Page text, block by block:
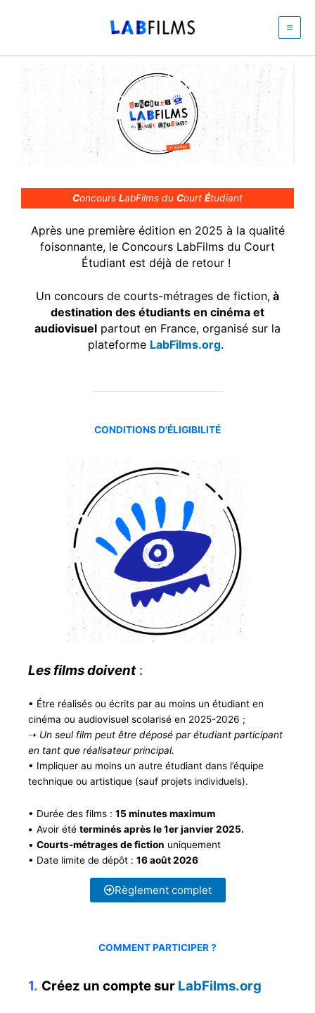
Concours LabFilms du Court Étudiant
Après une première édition en 2025 à la qualité
foisonnante, le Concours LabFilms du Court
Étudiant est déjà de retour !
Un concours de courts-métrages de fiction, à
destination des étudiants en cinéma et
audiovisuel partout en France, organisé sur la
plateforme LabFilms.org.
CONDITIONS D'ÉLIGIBILITÉ
Les films doivent:
• Étre réalisés ou écrits par au moins un étudiant en
cinéma ou audiovisuel scolarisé en 2025-2026 ;
➝ Un seul film peut être déposé par étudiant participant
en tant que réalisateur principal.
• Impliquer au moins un autre étudiant dans l’équipe
technique ou artistique (sauf projets individuels).
• Durée des films : 15 minutes maximum
• Avoir été terminés après le 1er janvier 2025.
• Courts-métrages de fiction uniquement
• Date limite de dépôt : 16 août 2026
Règlement complet
COMMENT PARTICIPER ?
1. Créez un compte sur LabFilms.org